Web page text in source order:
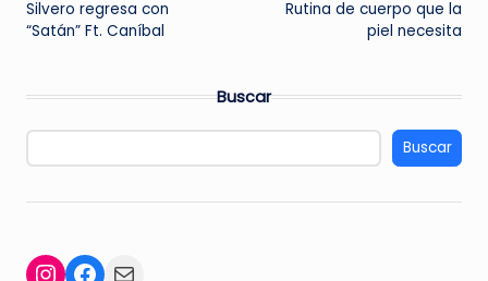
de
Silvero regresa con
“Satán” Ft. Caníbal
Rutina de cuerpo que la
piel necesita
Buscar
Buscar
Instagram
Facebook
Mail